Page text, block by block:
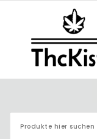
springen